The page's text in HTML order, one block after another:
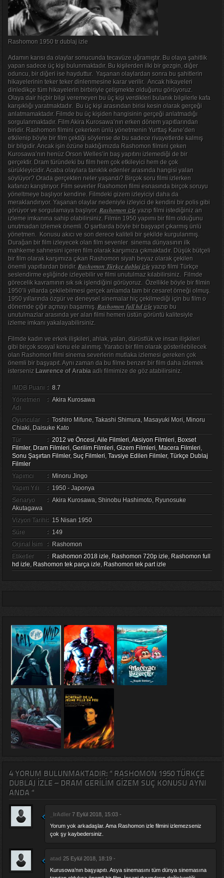
Rashomon 1950 tr dublaj izle
Adamın karısı da olaylar sonucunda tecavüze uğramıştır. Bu olaya şahitlik
yapan sadece üç kişi bulunmaktadır. Bu kişilerden ilki bir gezgin, diğer
oduncu, bir diğeri ise hayduttur. Yaşanan olaylardan sonra bu şahitlerin
hikayelerinin teker teker dinlenmesine karar verilir. Ancak hikayeleri
dinledikçe tüm hikayelerin birbiriyle çelişmekte olduğunu görüyoruz.
Olaya dair hiçbir bilgi veremeyen bu üç kişi verdikleri bulanık bilgilerle kafa
karışıklığı yaratmaktadır. Bu üç kişi arasından birisi kesin olarak gerçeği
anlatmamaktadır. Filmde bu üç kişiden hangisinin gerçeği anlatmadığı
sorgulanmaktadır. Film Akira Kurosawa’nın erken dönem yapıtlarından
biridir. Rashomon filmini çekerken ünlü yönetmenin Yurttaş Kane’den
etkilenip böyle bir film çektiği söylense de bu sadece rivayetlerde kalmış
bir bilgidir. Ancak işin özüne baktığımızda Rashomon filmini çeken
Kurosawa’nın henüz Orson Welles’in baş yapıtını izlemediği de bir
gerçektir. Dram türündeki bu film hem çok etkileyici hem de çok
sürükleyicidir. Acaba olaylara tanıklık edenler arasında hangisi yalan
söylüyor? Orada gerçekten neler yaşandı? Birçok soru filmi izlerken
kafanızı karıştırıyor. Film severler Rashomon filmi esnasında birçok soruyu
yöneltmeye başlıyor kendine. Filmdeki gizem izleyiciyi daha da
meraklandırıyor. Yaşanan olaylar nedeniyle izleyici de kendini bir polis gibi
görüyor ve sorgulamaya başlıyor. Rashomon izleyazıp filmi istediğiniz an
izleme imkanına sahip olabilirsiniz. Filmin 1950 yapımı bir film olduğunu
unutmadan izlemek önemli. O şartlarda böyle bir başyapıt çıkarmış ünlü
yönetmen. Konusu akıcı ve son derece kaliteli bir şekilde kurgulanmış.
Durağan bir film izleyecek olan film sevenler sinema dünyasının ilk
mahkeme sahnesini içeren film olarak karşımıza çıkmaktadır. Düşük bütçeli
bir film olarak karşımıza çıkan Rashomon siyah beyaz olarak çekilen
önemli yapıtlardan biridir. Rashomon Türkçe dublaj izleyazıp filmi Türkçe
seslendirme eşliğinde izleyebilir ve filmi unutulmaz kılabilirsiniz. Filmde
görecelik kavramının sık sık işlendiğini görüyoruz. Özellikle böyle bir filmin
1950’li yıllarda çekilebilmesi gerçek anlamda tam bir cesaret örneği olmuş.
1950 yıllarında özgür ve deneysel sinemalar hiç çekilmediği için bu film o
dönemde çığır açmayı başarmış. Rashomon full hd izleyazıp bu
unutulmazlar arasında yer alan filmi hemen üstün görüntü kalitesiyle
izleme imkanı yakalayabilirsiniz.
Filmde kadın ve erkek ilişkileri, ahlak, yalan, dürüstlük ve insan ilişkileri
gibi birçok sosyal konu ele alınmış. Yaratıcı bir film olarak gösterilebilecek
olan Rashomon filmi sinema severlerin mutlaka izlemesi gereken çok
önemli bir başyapıt. Aynı zaman da bu filme benzer bir film daha izlemek
isterseniz Lawrence of Arabiaadlı filmimize de göz atabilirsiniz.
IMDB Puanı : 8.7
Yönetmen
Adı
: Akira Kurosawa
Oyuncular : Toshiro Mifune, Takashi Shimura, Masayuki Mori, Minoru
Chiaki, Daisuke Kato
Tür
: 2012 ve Öncesi,Aile Filmleri,Aksiyon Filmleri, Boxset
Filmler, Dram Filmleri, Gerilim Filmleri, Gizem Filmleri, Macera Filmleri,
Sonu Şaşırtan Filmler, Suç Filmleri, Tavsiye Edilen Filmler, Türkçe Dublaj
Filmler
Yapımcı
: Minoru Jingo
Yapım Yılı
: 1950 - Japonya
Senaryo
: Akira Kurosawa, Shinobu Hashimoto, Ryunosuke
Akutagawa
Vizyon Tarihi: 15 Nisan 1950
Süre
: 149
Orjinal İsim
: Rashomon
Etiketler
: Rashomon 2018 izle, Rashomon 720p izle, Rashomon full
hd izle, Rashomon tek parça izle, Rashomon tek part izle
4 YORUM BULUNMAKTADIR: " RASHOMON 1950 TÜRKÇE
DUBLAJ IZLE – DRAM GERILIM GIZEM SUÇ KONUSU AYNI
ANDA "
_IrAdler 7 Eylül 2018, 15:03 -
Yorum yok arkadaşlar. Ama Rashomon izle filmini izlemezseniz
çok şy kaybedersiniz.
atad 25 Eylül 2018, 18:19 -
Kurusowa’nın başyapıtı. Asya sinemasını tüm dünya sinemasına